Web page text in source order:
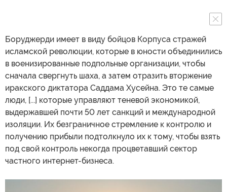
Боруджерди имеет в виду бойцов Корпуса стражей
исламской революции, которые в юности объединились
в военизированные подпольные организации, чтобы
сначала свергнуть шаха, а затем отразить вторжение
иракского диктатора Саддама Хусейна. Это те самые
люди, [...] которые управляют теневой экономикой,
выдержавшей почти 50 лет санкций и международной
изоляции. Их безграничное стремление к контролю и
получению прибыли подтолкнуло их к тому, чтобы взять
под свой контроль некогда процветавший сектор
частного интернет-бизнеса.